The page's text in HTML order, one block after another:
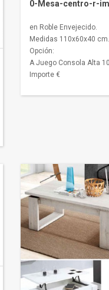
0-Mesa-centro-r-
en Roble Envejecido.
Medidas 110x60x40 cm.
Opción:
A Juego Consola Alta
Importe €